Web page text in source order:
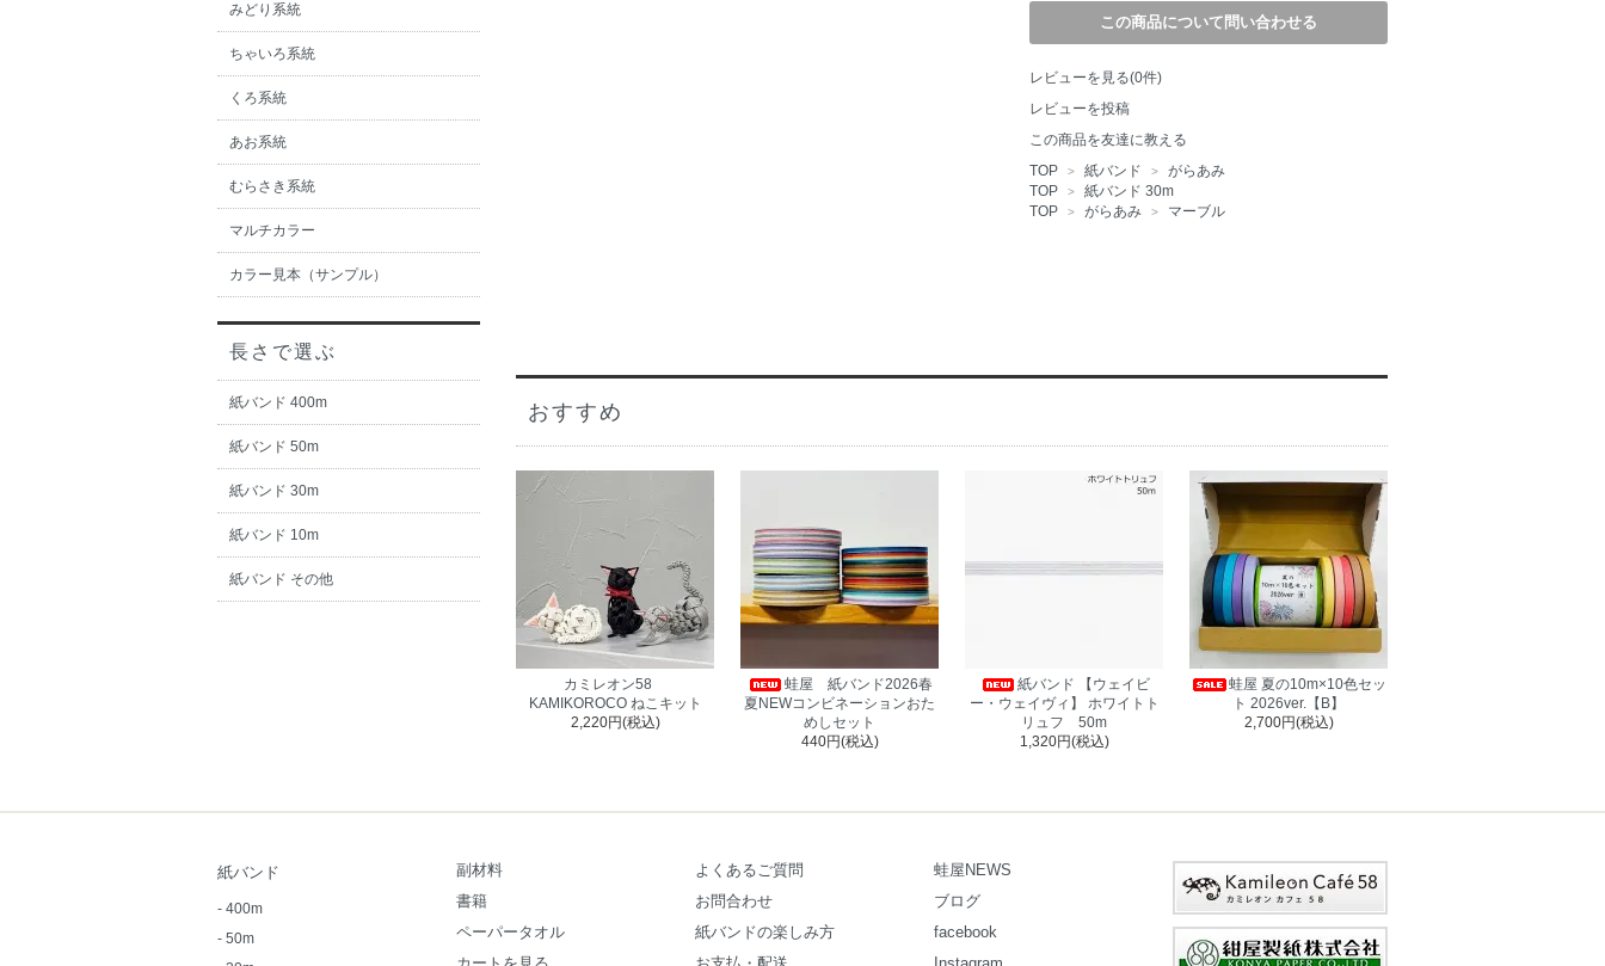
この商品について問い合わせる
レビューを見る(0件)
レビューを投稿
この商品を友達に教える
TOP
> 紙バンド >
がらあみ
TOP
>
紙バンド 30m
TOP
> がらあみ > マーブル
おすすめ
カミレオン58
KAMIKOROCO ねこキット
2,220円(税込)
蛙屋 紙バンド2026春
夏NEWコンビネーションおた
めしセット
440円(税込)
紙バンド 【ウェイビ
ー・ウェイヴィ】 ホワイトト
リュフ 50m
1,320円(税込)
蛙屋 夏の10m×10色セッ
ト 2026ver.【B】
2,700円(税込)
みどり系統
ちゃいろ系統
くろ系統
あお系統
むらさき系統
マルチカラー
カラー見本（サンプル）
長さで選ぶ
紙バンド 400m
紙バンド 50m
紙バンド 30m
紙バンド 10m
紙バンド その他
紙バンド
- 400m
- 50m
副材料
書籍
ペーパータオル
よくあるご質問
お問合わせ
紙バンドの楽しみ方
蛙屋NEWS
ブログ
facebook